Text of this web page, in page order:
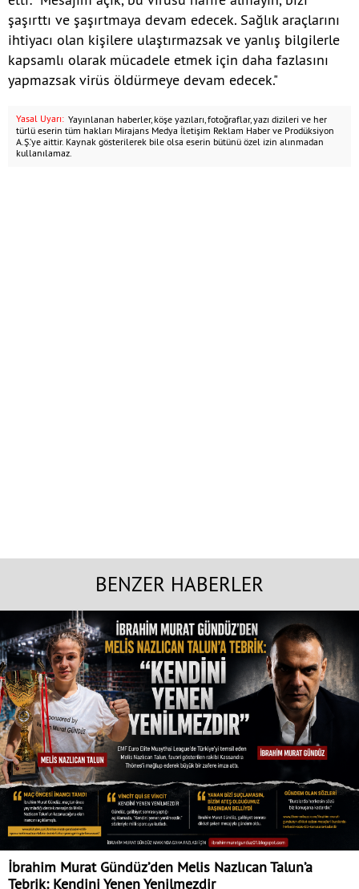
şaşırttı ve şaşırtmaya devam edecek. Sağlık araçlarını
ihtiyacı olan kişilere ulaştırmazsak ve yanlış bilgilerle
kapsamlı olarak mücadele etmek için daha fazlasını
yapmazsak virüs öldürmeye devam edecek."
Yasal Uyarı: Yayınlanan haberler, köşe yazıları, fotoğraflar, yazı dizileri ve her
türlü eserin tüm hakları Mirajans Medya İletişim Reklam Haber ve Prodüksiyon
A.Ş.’ye aittir. Kaynak gösterilerek bile olsa eserin bütünü özel izin alınmadan
kullanılamaz.
BENZER HABERLER
İbrahim Murat Gündüz’den Melis Nazlıcan Talun’a
Tebrik: Kendini Yenen Yenilmezdir